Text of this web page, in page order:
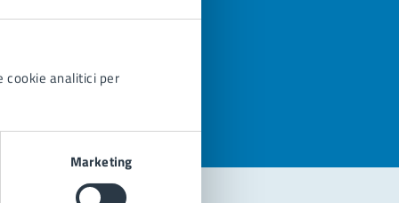
cookie analitici per
Marketing